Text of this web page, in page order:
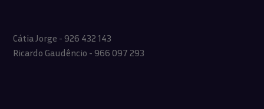
Cátia Jorge - 926 432 143
Ricardo Gaudêncio - 966 097 293